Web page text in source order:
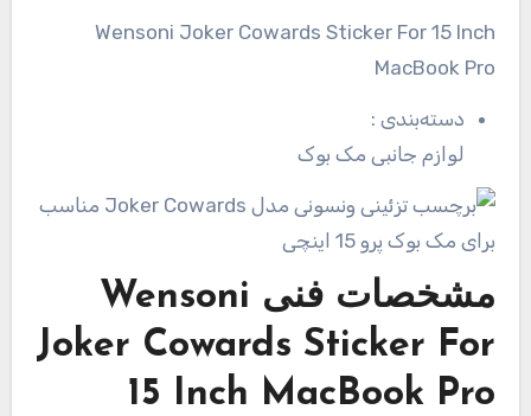
Wensoni Joker Cowards Sticker For 15 Inch
MacBook Pro
دسته‌بندی:
لوازم جانبی مک بوک
مشخصات فنی Wensoni
Joker Cowards Sticker For
15 Inch MacBook Pro